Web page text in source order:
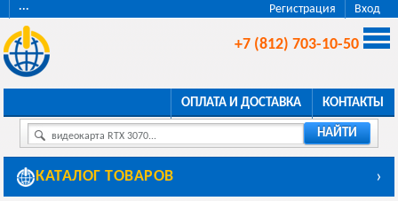
Регистрация Вход
···
+7 (812) 703-10-50
ОПЛАТА И ДОСТАВКА КОНТАКТЫ
видеокарта RTX 3070... НАЙТИ
КАТАЛОГ ТОВАРОВ ›